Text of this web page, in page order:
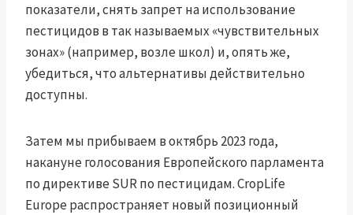
показатели, снять запрет на использование
пестицидов в так называемых «чувствительных
зонах» (например, возле школ) и, опять же,
убедиться, что альтернативы действительно
доступны.
Затем мы прибываем в октябрь 2023 года,
накануне голосования Европейского парламента
по директиве SUR по пестицидам. CropLife
Europe распространяет новый позиционный